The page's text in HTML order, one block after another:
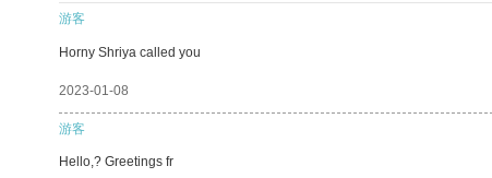
游客
Horny Shriya called you
2023-01-08
游客
Hello,? Greetings fr